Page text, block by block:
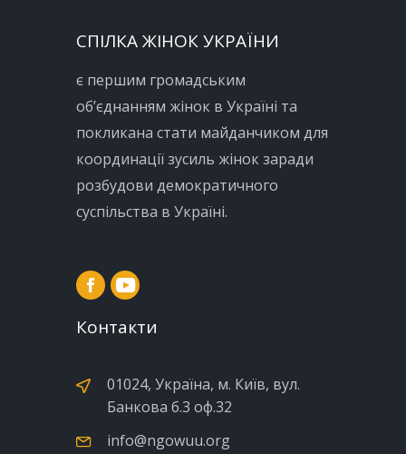
СПІЛКА ЖІНОК УКРАЇНИ
є першим громадським
об’єднанням жінок в Україні та
покликана стати майданчиком для
координації зусиль жінок заради
розбудови демократичного
суспільства в Україні.
Контакти
01024, Україна, м. Київ, вул.
Банкова б.3 оф.32
info@ngowuu.org